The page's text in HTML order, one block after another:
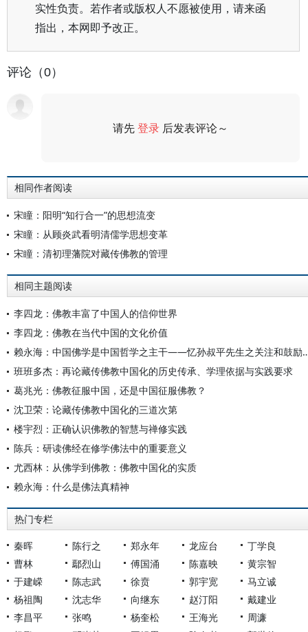
实性负责。若作者或版权人不愿被使用，请来函
指出，本网即予改正。
评论（0）
请先登录 后发表评论～
相同作者阅读
宋瞳：阳明“知行合一”的思想流变
宋瞳：从顾炎武看明清儒学思想变革
宋瞳：清初理藩院对藏传佛教的管理
相同主题阅读
李四龙：佛教丰富了中国人的信仰世界
李四龙：佛教在当代中国的文化价值
赖永海：中国佛学是中国哲学
班班多杰：再论藏传佛教中国化的历史传承、学理依据与实践要求
葛兆光：佛教征服中国，还是中国征服佛教？
沈卫荣：论藏传佛教中国化的三道次第
楼宇烈：正确认识佛教的智慧与禅修实践
陈兵：研读佛经在修学佛法中的重要意义
尤西林：从佛学到佛教：佛教中国化的实质
赖永海：什么是佛法真精神
热门专栏
秦晖 陈行之 郑永年 龙应台
丁学良
曹林
鄢烈山 傅国涌 陈嘉映
黄宗智
于建嵘
陈志武 徐贲 郭宇宽
马立诚
杨祖陶
沈志华 向继东 赵汀阳
戴建业
李昌平
张鸣 杨奎松 王海光
周濂